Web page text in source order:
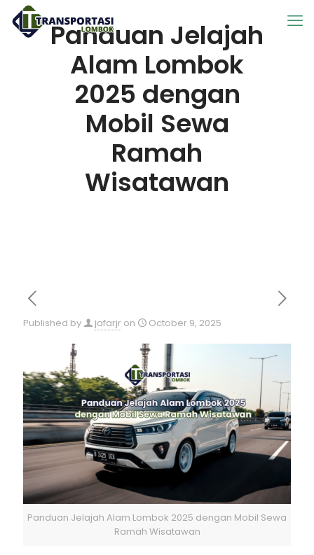
Panduan Jelajah
Alam Lombok
2025 dengan
Mobil Sewa
Ramah
Wisatawan
Published by jafarjr on October 9, 2025
Panduan Jelajah Alam Lombok 2025 dengan Mobil Sewa
Ramah Wisatawan